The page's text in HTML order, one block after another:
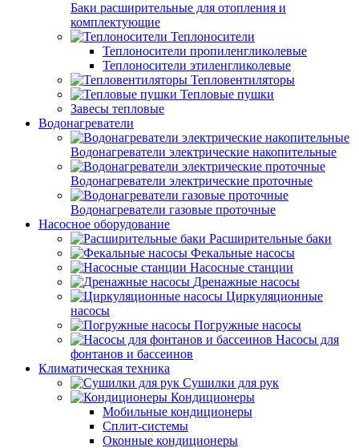
Баки расширительные для отопления и
комплектующие
Теплоносители
Теплоносители пропиленгликолевые
Теплоносители этиленгликолевые
Тепловентиляторы
Тепловые пушки
Завесы тепловые
Водонагреватели
Водонагреватели электрические накопительные
Водонагреватели электрические проточные
Водонагреватели газовые проточные
Насосное оборудование
Расширительные баки
Фекальные насосы
Насосные станции
Дренажные насосы
Циркуляционные
насосы
Погружные насосы
Насосы для
фонтанов и бассеинов
Климатическая техника
Сушилки для рук
Кондиционеры
Мобильные кондиционеры
Сплит-системы
Оконные кондиционеры